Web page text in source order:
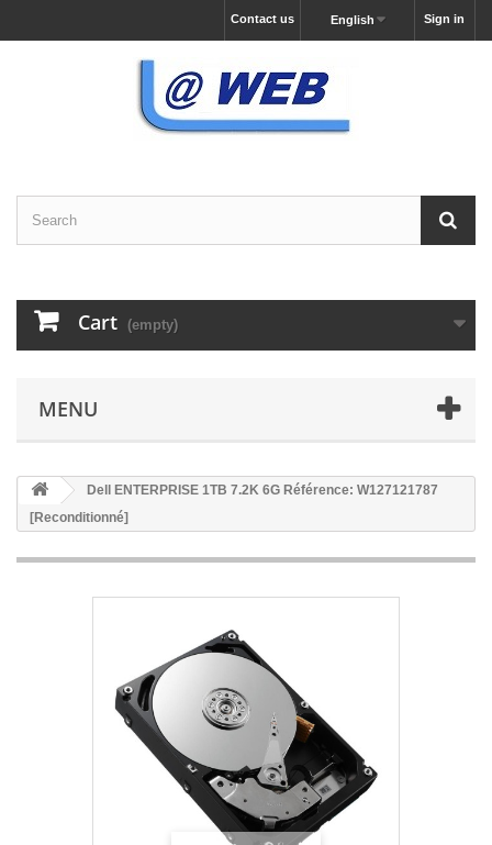
Sign in
English
Contact us
Cart (empty)
MENU
Dell ENTERPRISE 1TB 7.2K 6G Référence: W127121787
[Reconditionné]